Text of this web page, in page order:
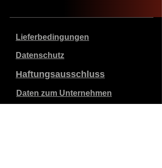
Lieferbedingungen
Datenschutz
Haftungsausschluss
Daten zum Unternehmen